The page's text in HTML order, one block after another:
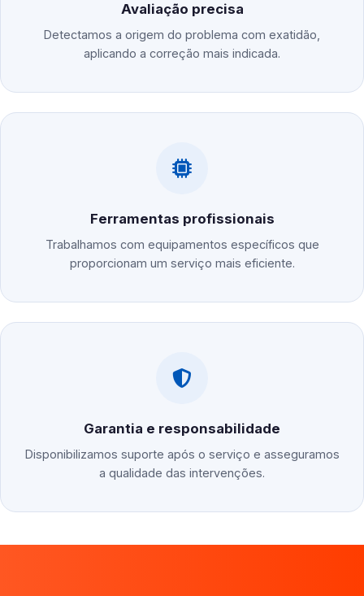
Avaliação precisa
Detectamos a origem do problema com exatidão,
aplicando a correção mais indicada.
Ferramentas profissionais
Trabalhamos com equipamentos específicos que
proporcionam um serviço mais eficiente.
Garantia e responsabilidade
Disponibilizamos suporte após o serviço e asseguramos
a qualidade das intervenções.